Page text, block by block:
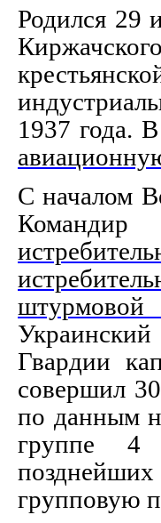
Родился 29
1937 года.
С началом
штурмовой
Гвардии
совершил
по данным
группе 4
групповую